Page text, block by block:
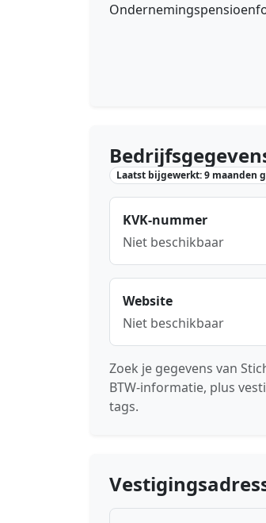
Laatst bijgewerkt: 9 maanden
KVK-nummer
Niet beschikbaar
Website
Niet beschikbaar
Zoek je gegevens van
BTW-informatie, plus
tags.